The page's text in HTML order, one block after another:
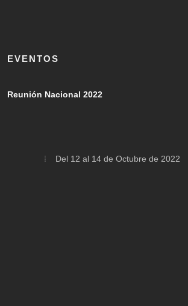
EVENTOS
Reunión Nacional 2022
Del 12 al 14 de Octubre de 2022